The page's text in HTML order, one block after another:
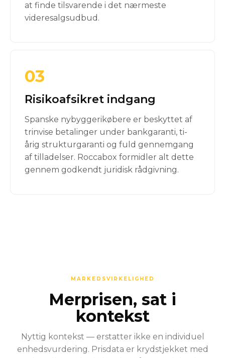
at finde tilsvarende i det nærmeste
videresalgsudbud.
03
Risikoafsikret indgang
Spanske nybyggerikøbere er beskyttet af
trinvise betalinger under bankgaranti, ti-
årig strukturgaranti og fuld gennemgang
af tilladelser. Roccabox formidler alt dette
gennem godkendt juridisk rådgivning.
MARKEDSVIRKELIGHED
Merprisen, sat i
kontekst
Nyttig kontekst — erstatter ikke en individuel
enhedsvurdering. Prisdata er krydstjekket med